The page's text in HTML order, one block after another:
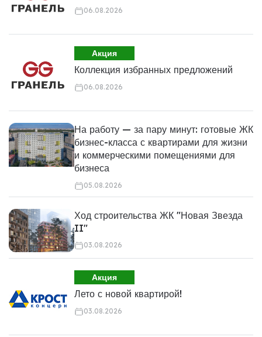
06.08.2026
Акция
Коллекция избранных предложений
06.08.2026
На работу — за пару минут: готовые ЖК
бизнес-класса с квартирами для жизни
и коммерческими помещениями для
бизнеса
05.08.2026
Ход строительства ЖК "Новая Звезда
II"
03.08.2026
Акция
Лето с новой квартирой!
03.08.2026